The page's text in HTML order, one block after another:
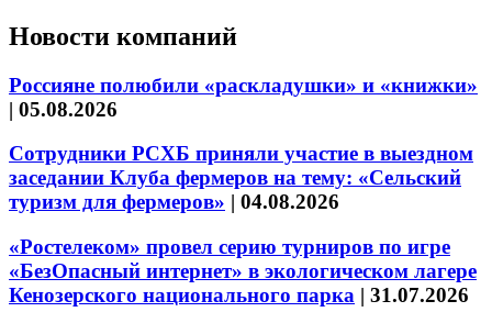
Новости компаний
Россияне полюбили «раскладушки» и «книжки»
| 05.08.2026
Сотрудники РСХБ приняли участие в выездном
заседании Клуба фермеров на тему: «Сельский
туризм для фермеров» | 04.08.2026
«Ростелеком» провел серию турниров по игре
«БезОпасный интернет» в экологическом лагере
Кенозерского национального парка | 31.07.2026